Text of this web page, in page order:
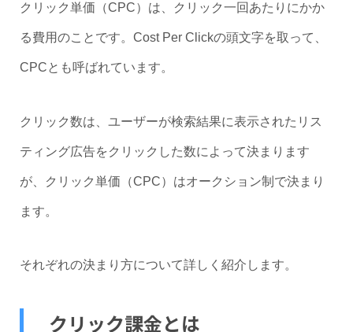
クリック単価（CPC）は、クリック一回あたりにかか
る費用のことです。Cost Per Clickの頭文字を取って、
CPCとも呼ばれています。
クリック数は、ユーザーが検索結果に表示されたリス
ティング広告をクリックした数によって決まります
が、クリック単価（CPC）はオークション制で決まり
ます。
それぞれの決まり方について詳しく紹介します。
クリック課金とは